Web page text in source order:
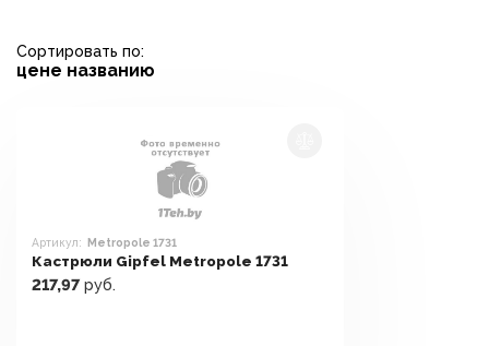
Сортировать по:
цене названию
Артикул: Metropole 1731
Кастрюли Gipfel Metropole 1731
217,97 руб.